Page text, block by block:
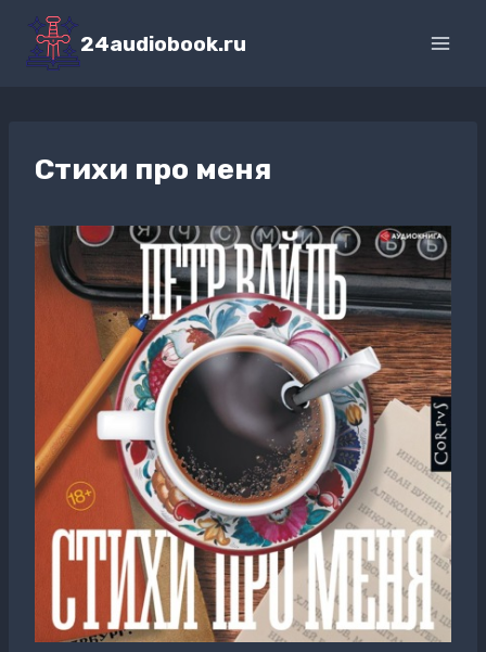
Перейти
содержимому
24audiobook.ru
Стихи про меня